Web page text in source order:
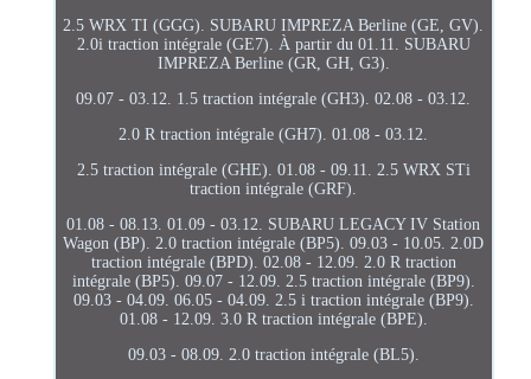
2.5 WRX TI (GGG). SUBARU IMPREZA Berline (GE, GV).
2.0i traction intégrale (GE7). À partir du 01.11. SUBARU
IMPREZA Berline (GR, GH, G3).
09.07 - 03.12. 1.5 traction intégrale (GH3). 02.08 - 03.12.
2.0 R traction intégrale (GH7). 01.08 - 03.12.
2.5 traction intégrale (GHE). 01.08 - 09.11. 2.5 WRX STi
traction intégrale (GRF).
01.08 - 08.13. 01.09 - 03.12. SUBARU LEGACY IV Station
Wagon (BP). 2.0 traction intégrale (BP5). 09.03 - 10.05. 2.0D
traction intégrale (BPD). 02.08 - 12.09. 2.0 R traction
intégrale (BP5). 09.07 - 12.09. 2.5 traction intégrale (BP9).
09.03 - 04.09. 06.05 - 04.09. 2.5 i traction intégrale (BP9).
01.08 - 12.09. 3.0 R traction intégrale (BPE).
09.03 - 08.09. 2.0 traction intégrale (BL5).